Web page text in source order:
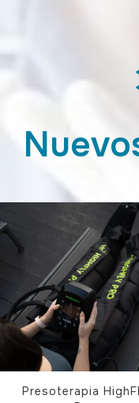
Presoterapia